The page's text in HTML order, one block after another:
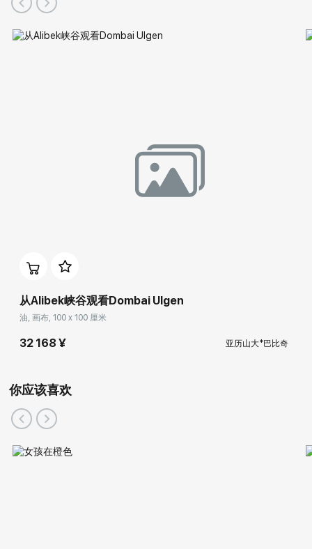
从Alibek峡谷观看Dombai Ulgen
油, 画布, 100 x 100 厘米
32 168 ¥ 亚历山大*巴比奇
你应该喜欢